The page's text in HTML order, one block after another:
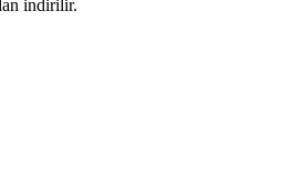
indirilir.